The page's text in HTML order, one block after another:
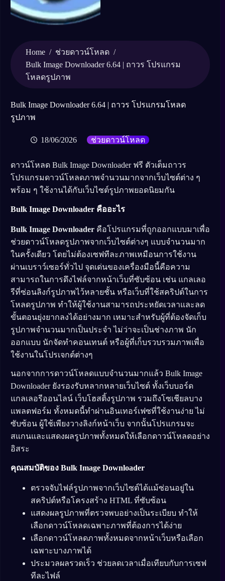
Home / ช่วยดาวน์โหลด /
Bulk Image Downloader 6.64 | ถาวร โปรแกรม
โหลดรูปภาพ
Bulk Image Downloader 6.64 | ถาวร โปรแกรมโหลด
รูปภาพ
18/06/2026 ช่วยดาวน์โหลด
ดาวน์โหลด Bulk Image Downloader ฟรี ตัวเต็มถาวร
โปรแกรมดาวน์โหลดภาพจำนวนมากจากเว็บไซต์ต่าง ๆ
พร้อม ๆ ใช้งานได้กับเว็บไซต์รูปภาพยอดนิยมกัน
Bulk Image Downloader คืออะไร
Bulk Image Downloader คือโปรแกรมที่ถูกออกแบบมาเพื่อ
ช่วยดาวน์โหลดรูปภาพจากเว็บไซต์ต่างๆ แบบจำนวนมาก
ในครั้งเดียว โดยไม่ต้องเซฟทีละภาพเหมือนการใช้งาน
ผ่านเบราว์เซอร์ทั่วไป จุดเด่นของเครื่องมือนี้คือความ
สามารถในการดึงไฟล์จากหน้าเว็บที่ซับซ้อน เช่น แกลเลอ
รีที่ซ่อนลิงก์รูปภาพไว้หลายชั้น หรือเว็บที่ใช้สคริปต์ในการ
โหลดรูปภาพ ทำให้ผู้ใช้งานสามารถประหยัดเวลาและลด
ขั้นตอนยุ่งยากลงได้อย่างมาก เหมาะสำหรับผู้ที่ต้องจัดเก็บ
รูปภาพจำนวนมากเป็นประจำ ไม่ว่าจะเป็นช่างภาพ นัก
ออกแบบ นักจัดทำคอนเทนต์ หรือผู้ที่เก็บรวบรวมภาพเพื่อ
ใช้งานในโปรเจกต์ต่างๆ
นอกจากการดาวน์โหลดแบบจำนวนมากแล้ว Bulk Image
Downloader ยังรองรับหลากหลายเว็บไซต์ ทั้งเว็บบอร์ด
แกลเลอรีออนไลน์ เว็บโฮสติ้งรูปภาพ รวมถึงโซเชียลบาง
แพลตฟอร์ม ทั้งหมดนี้ทำผ่านอินเทอร์เฟซที่ใช้งานง่าย ไม่
ซับซ้อน ผู้ใช้เพียงวางลิงก์หน้าเว็บ จากนั้นโปรแกรมจะ
สแกนและแสดงผลรูปภาพทั้งหมดให้เลือกดาวน์โหลดอย่าง
อิสระ
คุณสมบัติของ Bulk Image Downloader
ตรวจจับไฟล์รูปภาพจากเว็บไซต์ได้แม้ซ่อนอยู่ใน
สคริปต์หรือโครงสร้าง HTML ที่ซับซ้อน
แสดงผลรูปภาพที่ตรวจพบอย่างเป็นระเบียบ ทำให้
เลือกดาวน์โหลดเฉพาะภาพที่ต้องการได้ง่าย
เลือกดาวน์โหลดภาพทั้งหมดจากหน้าเว็บหรือเลือก
เฉพาะบางภาพได้
ประมวลผลรวดเร็ว ช่วยลดเวลาเมื่อเทียบกับการเซฟ
ทีละไฟล์